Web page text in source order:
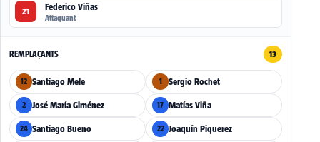
21 Federico Viñas
Attaquant
REMPLAÇANTS 13
12 Santiago Mele 1 Sergio Rochet
2 José María Giménez 17 Matías Viña
24 Santiago Bueno 22 Joaquín Piquerez